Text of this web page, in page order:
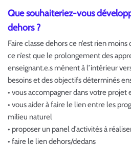
Que souhaiteriez-vous
dehors ?
Faire classe dehors ce n’est rien
ce n’est que le prolongement des
enseignant.e.s mènent à l’intérieur
besoins et des objectifs déterminés
• vous accompagner dans votre projet
• vous aider à faire le lien entre les
milieu naturel
• proposer un panel d’activités à
• faire le lien dehors/dedans